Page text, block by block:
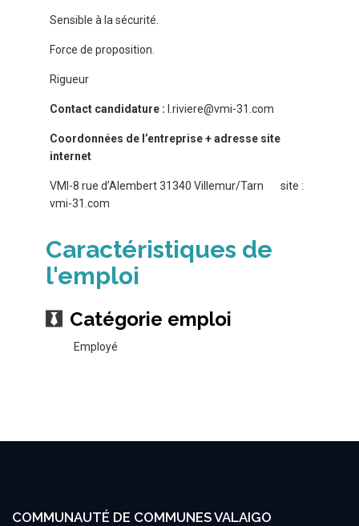
Sensible à la sécurité.
Force de proposition.
Rigueur
Contact candidature : l.riviere@vmi-31.com
Coordonnées de l’entreprise + adresse site
internet
VMI-8 rue d’Alembert 31340 Villemur/Tarn site :
vmi-31.com
Caractéristiques de
l'emploi
Catégorie emploi
Employé
COMMUNAUTÉ DE COMMUNES VALAIGO